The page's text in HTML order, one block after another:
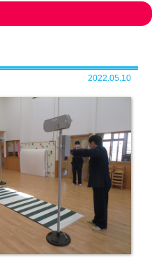
2022.05.10